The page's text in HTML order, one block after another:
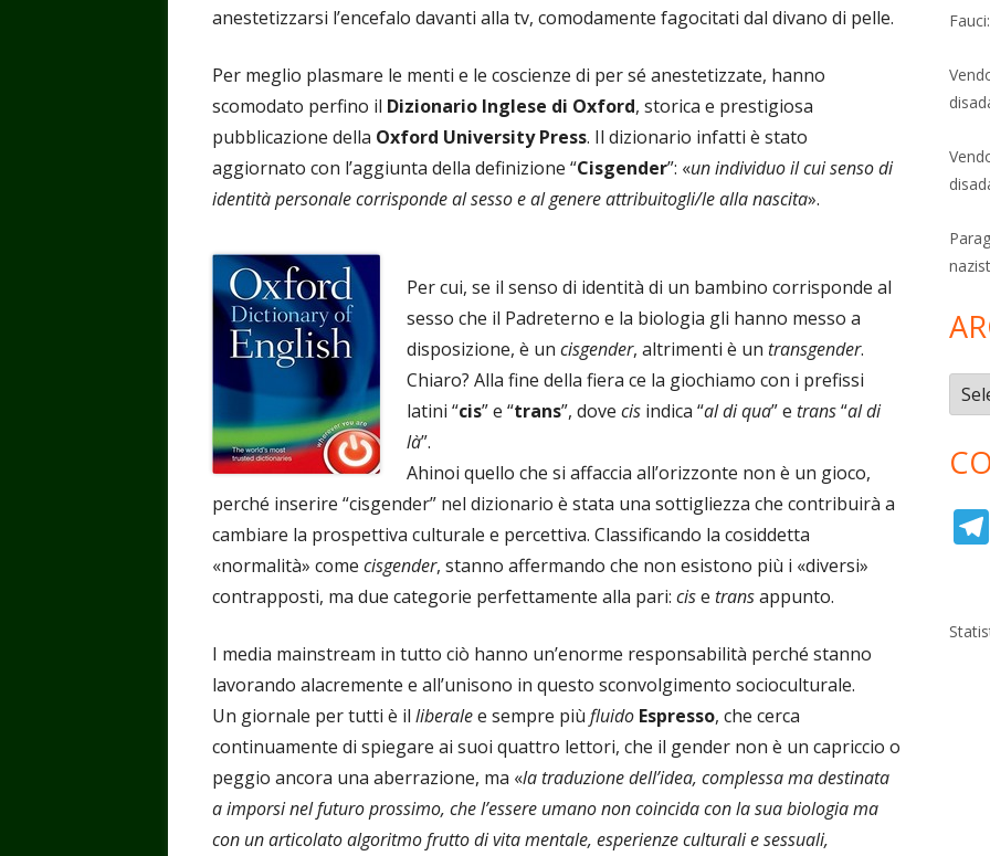
anestetizzarsi l’encefalo davanti alla tv, comodamente fagocitati dal divano di pelle.
Per meglio plasmare le menti e le coscienze di per sé anestetizzate, hanno
scomodato perfino il Dizionario Inglese di Oxford, storica e prestigiosa
pubblicazione della Oxford University Press. Il dizionario infatti è stato
aggiornato con l’aggiunta della definizione “Cisgender”: «un individuo il cui senso di
identità personale corrisponde al sesso e al genere attribuitogli/le alla nascita».
Per cui, se il senso di identità di un bambino corrisponde al
sesso che il Padreterno e la biologia gli hanno messo a
disposizione, è un cisgender, altrimenti è un transgender.
Chiaro? Alla fine della fiera ce la giochiamo con i prefissi
latini “cis” e “trans”, dove cis indica “al di qua” e trans“al di
là”.
Ahinoi quello che si affaccia all’orizzonte non è un gioco,
perché inserire “cisgender” nel dizionario è stata una sottigliezza che contribuirà a
cambiare la prospettiva culturale e percettiva. Classificando la cosiddetta
«normalità» come cisgender, stanno affermando che non esistono più i «diversi»
contrapposti, ma due categorie perfettamente alla pari: cise transappunto.
I media mainstream in tutto ciò hanno un’enorme responsabilità perché stanno
lavorando alacremente e all’unisono in questo sconvolgimento socioculturale.
Un giornale per tutti è il liberalee sempre più fluido Espresso, che cerca
continuamente di spiegare ai suoi quattro lettori, che il gender non è un capriccio o
peggio ancora una aberrazione, ma «la traduzione dell’idea, complessa ma destinata
a imporsi nel futuro prossimo, che l’essere umano non coincida con la sua biologia ma
con un articolato algoritmo frutto di vita mentale, esperienze culturali e sessuali,